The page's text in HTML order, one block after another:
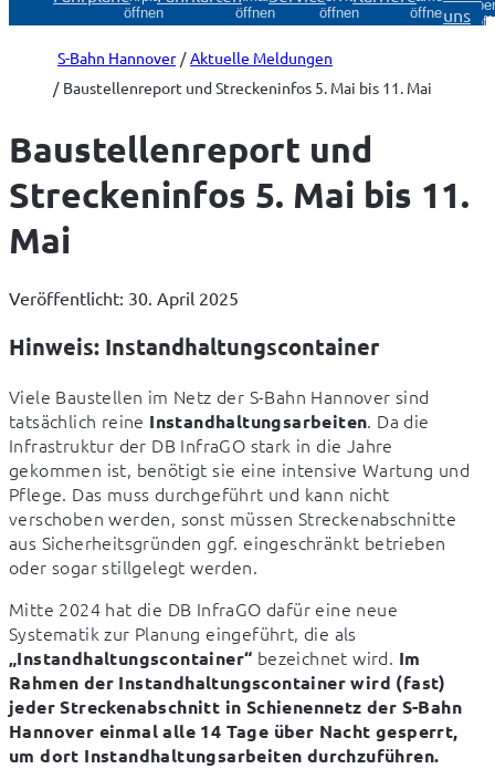
öffnen
öffnen
öffnen
öffnenuns
S-Bahn Hannover
Aktuelle Meldungen
Baustellenreport und Streckeninfos 5. Mai bis 11. Mai
Baustellenreport und
Streckeninfos 5. Mai bis 11.
Mai
Veröffentlicht: 30. April 2025
Hinweis: Instandhaltungscontainer
Viele Baustellen im Netz der S-Bahn Hannover sind
tatsächlich reine Instandhaltungsarbeiten. Da die
Infrastruktur der DB InfraGO stark in die Jahre
gekommen ist, benötigt sie eine intensive Wartung und
Pflege. Das muss durchgeführt und kann nicht
verschoben werden, sonst müssen Streckenabschnitte
aus Sicherheitsgründen ggf. eingeschränkt betrieben
oder sogar stillgelegt werden.
Mitte 2024 hat die DB InfraGO dafür eine neue
„Instandhaltungscontainer“ bezeichnet wird. Im
Rahmen der Instandhaltungscontainer wird (fast)
jeder Streckenabschnitt in Schienennetz der S-Bahn
Hannover einmal alle 14 Tage über Nacht gesperrt,
um dort Instandhaltungsarbeiten durchzuführen.